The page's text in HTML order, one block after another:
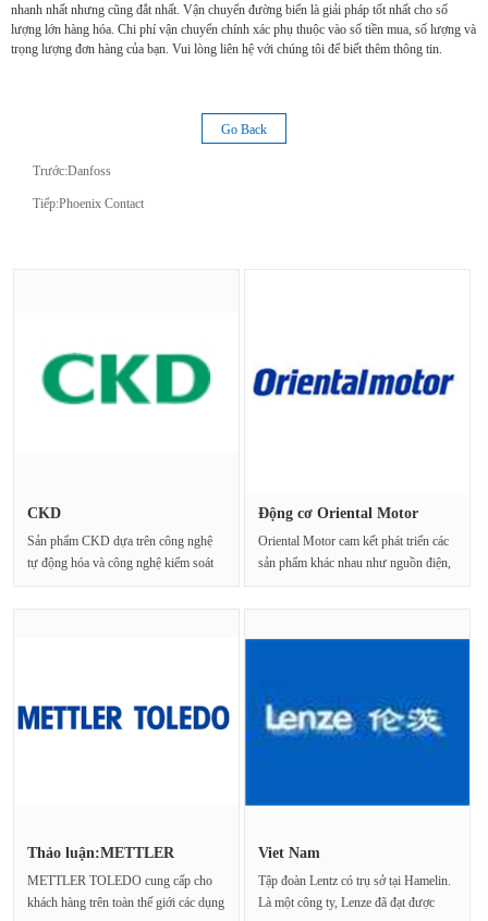
nhanh nhất nhưng cũng đắt nhất. Vận chuyển đường biển là giải pháp tốt nhất cho số
lượng lớn hàng hóa. Chi phí vận chuyển chính xác phụ thuộc vào số tiền mua, số lượng và
trọng lượng đơn hàng của bạn. Vui lòng liên hệ với chúng tôi để biết thêm thông tin.
Go Back
Trước:Danfoss
Tiếp:Phoenix Contact
CKD
Sản phẩm CKD dựa trên công nghệ
tự động hóa và công nghệ kiểm soát
Động cơ Oriental Motor
Oriental Motor cam kết phát triển các
sản phẩm khác nhau như nguồn điện,
Thảo luận:METTLER
METTLER TOLEDO cung cấp cho
khách hàng trên toàn thế giới các dụng
Viet Nam
Tập đoàn Lentz có trụ sở tại Hamelin.
Là một công ty, Lenze đã đạt được